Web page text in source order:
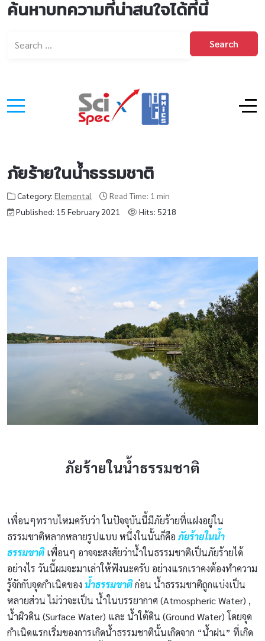
ค้นหาบทความที่น่าสนใจได้ที่นี่
Search
ภัยร้ายในน้ำธรรมชาติ
Category: Elemental
Read Time: 1 min
Published: 15 February 2021
Hits: 5218
ภัยร้ายในน้ำธรรมชาติ
เพื่อนๆทราบไหมครับว่า ในปัจจุบันนี้มีภัยร้ายที่แฝงอยู่ใน
ธรรมชาติหลากหลายรูปแบบ หนึ่งในนั้นก็คือภัยร้ายในน้ำ
ธรรมชาติ เพื่อนๆ อาจจะสงสัยว่าน้ำในธรรมชาติเป็นภัยร้ายได้
อย่างไร วันนี้ผมจะมาเล่าให้ฟังนะครับ อย่างแรกเราคงต้องทำความ
รู้จักกับจุดกำเนิดของ น้ำธรรมชาติก่อน น้ำธรรมชาติถูกแบ่งเป็น
หลายส่วน ไม่ว่าจะเป็น น้ำในบรรยากาศ (Atmospheric Water) ,
น้ำผิวดิน (Surface Water) และ น้ำใต้ดิน (Ground Water) โดยจุด
กำเนิดแรกเริ่มของการเกิดน้ำธรรมชาตินั้นเกิดจาก “น้ำฝน” ที่เกิด